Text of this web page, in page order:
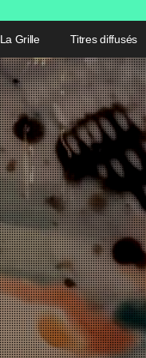
La Grille Titres diffusés